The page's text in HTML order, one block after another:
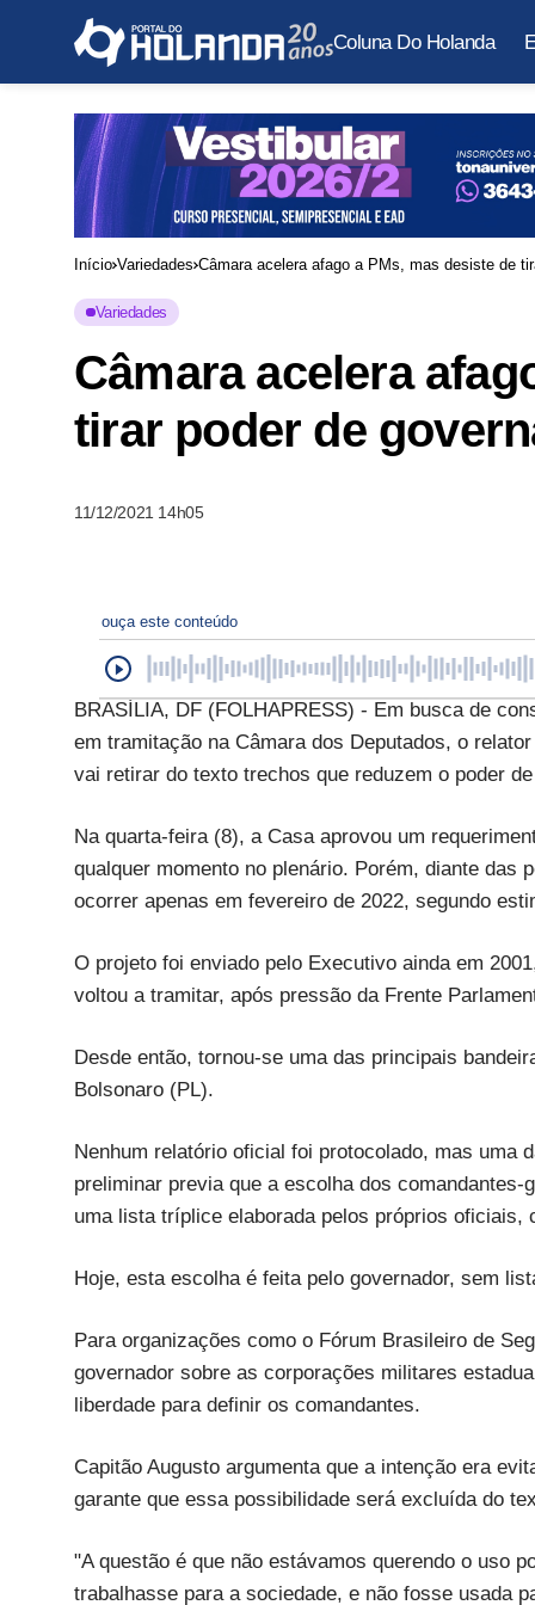
Coluna Do Holanda
Início Variedades Câmara acelera afago a PMs, mas desiste de
Variedades
Câmara acelera
tirar poder de
11/12/2021 14h05
ouça este conteúdo
BRASÍLIA, DF (FOLHAPRESS) - Em busca de
em tramitação na Câmara dos Deputados, o
vai retirar do texto trechos que reduzem o poder
Na quarta-feira (8), a Casa aprovou um
qualquer momento no plenário. Porém, diante das
ocorrer apenas em fevereiro de 2022, segundo
O projeto foi enviado pelo Executivo ainda em
voltou a tramitar, após pressão da Frente
Desde então, tornou-se uma das principais
Bolsonaro (PL).
Nenhum relatório oficial foi protocolado, mas uma
preliminar previa que a escolha dos
uma lista tríplice elaborada pelos próprios oficiais,
Hoje, esta escolha é feita pelo governador, sem
Para organizações como o Fórum Brasileiro de
governador sobre as corporações militares
liberdade para definir os comandantes.
Capitão Augusto argumenta que a intenção era
garante que essa possibilidade será excluída do
"A questão é que não estávamos querendo o uso
trabalhasse para a sociedade, e não fosse usada